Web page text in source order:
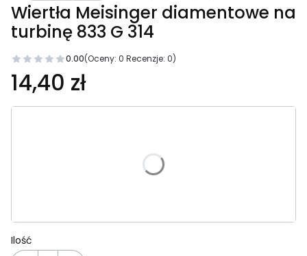
Wiertła Meisinger diamentowe na
turbinę 833 G 314
0.00(Oceny: 0 Recenzje: 0)
14,40 zł
Ilość